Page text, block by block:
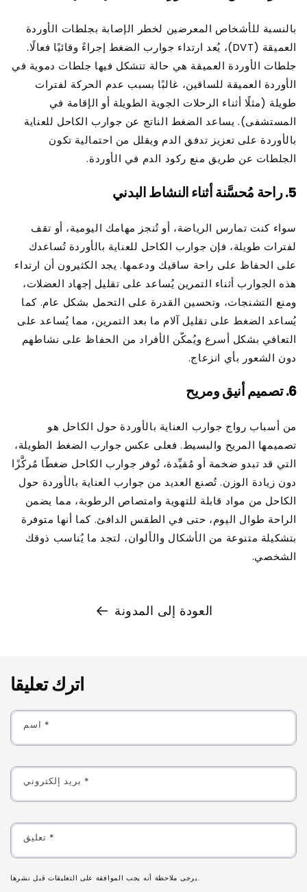
بالنسبة للأشخاص المعرضين لخطر الإصابة بجلطات الأوردة
العميقة (DVT)، يُعد ارتداء جوارب الضغط إجراءً وقائيًا فعالًا.
جلطات الأوردة العميقة هي حالة تتشكل فيها جلطات دموية في
الأوردة العميقة للساقين، غالبًا بسبب عدم الحركة لفترات
طويلة (مثلًا أثناء الرحلات الجوية الطويلة أو الإقامة في
المستشفى). يساعد الضغط الناتج عن جوارب الكاحل للعناية
بالأوردة على تعزيز تدفق الدم ويقلل من احتمالية تكون
الجلطات عن طريق منع ركود الدم في الأوردة.
5. راحة مُحسَّنة أثناء النشاط البدني
سواء كنت تمارس الرياضة، أو تُنجز مهامك اليومية، أو تقف
لفترات طويلة، فإن جوارب الكاحل للعناية بالأوردة تُساعدك
على الحفاظ على راحة ساقيك ودعمها. يجد الكثيرون أن ارتداء
هذه الجوارب أثناء التمرين يُساعد على تقليل إجهاد العضلات،
ومنع التشنجات، وتحسين القدرة على التحمل بشكل عام. كما
يُساعد الضغط على تقليل آلام ما بعد التمرين، مما يُساعد على
التعافي بشكل أسرع ويُمكّن الأفراد من الحفاظ على نشاطهم
دون الشعور بأي انزعاج.
6. تصميم أنيق ومريح
من أسباب رواج جوارب العناية بالأوردة حول الكاحل هو
تصميمها المريح والبسيط. فعلى عكس جوارب الضغط الطويلة،
التي قد تبدو ضخمة أو مُقيِّدة، تُوفر جوارب الكاحل ضغطًا مُركَّزًا
دون زيادة الوزن. تُصنع العديد من جوارب العناية بالأوردة حول
الكاحل من مواد قابلة للتهوية وامتصاص الرطوبة، مما يضمن
الراحة طوال اليوم، حتى في الطقس الدافئ. كما أنها متوفرة
بتشكيلة متنوعة من الأشكال والألوان، لتجد ما يُناسب ذوقك
الشخصي.
العودة إلى المدونة
اترك تعليقا
*
*
*
يرجى ملاحظة أنه يجب الموافقة على التعليقات قبل نشرها.